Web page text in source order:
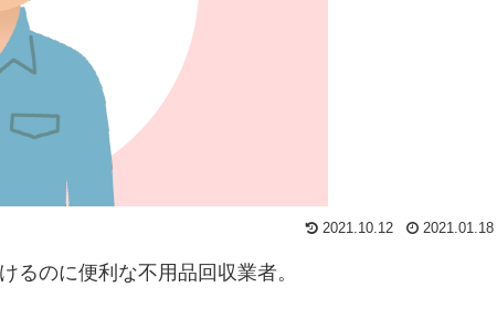
2021.10.12 2021.01.18
るのに便利な不用品回収業者。